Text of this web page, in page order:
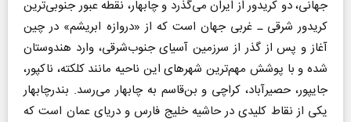
جهانی، دو کریدور از ایران می‌گذرد و چابهار، نقطه عبور جنوبی‌ترین
کریدور شرقی ـ غربی جهان است که از «دروازه ابریشم» در چین
آغاز و پس از گذر از سرزمین آسیای جنوب‌شرقی، وارد هندوستان
شده و با پوشش مهم‌ترین شهرهای این ناحیه مانند کلکته، ناکپور،
جایپور، حصیرآباد، کراچی و بن‌قاسم به چابهار می‌رسد. بندر‌چابهار
یکی از نقاط کلیدی در حاشیه خلیج فارس و دریای عمان است که